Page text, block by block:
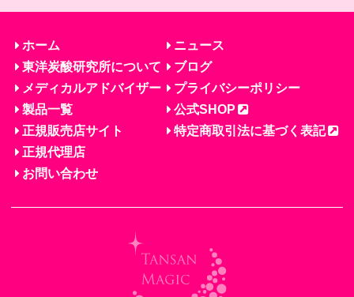
ホーム
東洋炭酸研究所について
メディカルアドバイザー
製品一覧
正規販売店サイト
正規代理店
お問い合わせ
ニュース
ブログ
プライバシーポリシー
公式SHOP
特定商取引法に基づく表記